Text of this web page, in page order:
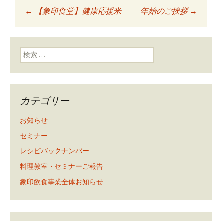
投稿ナビゲーショ
ン
← 【象印食堂】健康応援米 年始のご挨拶→
検索:
カテゴリー
お知らせ
セミナー
レシピバックナンバー
料理教室・セミナーご報告
象印飲食事業全体お知らせ